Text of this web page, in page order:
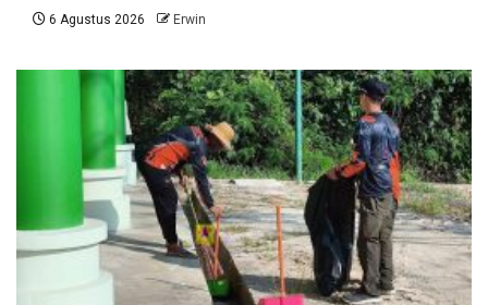
6 Agustus 2026 Erwin